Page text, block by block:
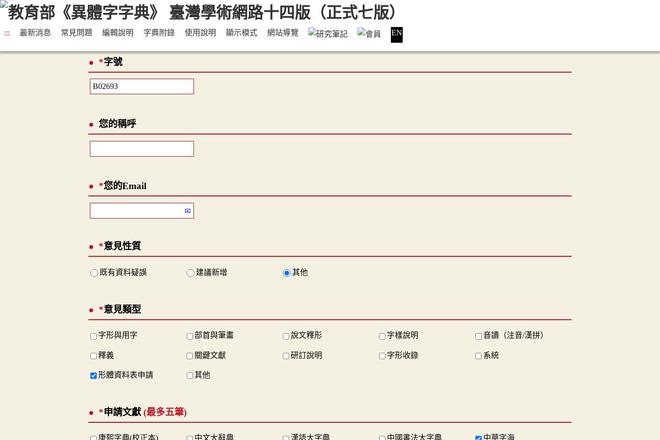
::: 最新消息 常見問題 編輯說明 字典附錄 使用說明 顯示模式 網站導覽 EN
*字號
您的稱呼
*您的Email
*意見性質
既有資料疑誤 建議新增 其他
*意見類型
字形與用字 部首與筆畫 說文釋形 字樣說明 音讀（注音/漢拼）
釋義 關鍵文獻 研訂說明 字形收錄 系統
形體資料表申請 其他
*申請文獻 (最多五筆)
康熙字典(校正本) 中文大辭典 漢語大字典 中國書法大字典 中華字海